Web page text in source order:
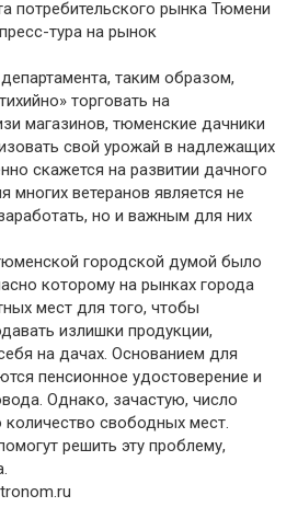
потребительского рынка Тюмени
тура на рынок
таким образом,
торговать на
магазинов, тюменские дачники
свой урожай в надлежащих
скажется на развитии дачного
многих ветеранов является не
но и важным для них
городской думой было
которому на рынках города
мест для того, чтобы
излишки продукции,
на дачах. Основанием для
пенсионное удостоверение и
Однако, зачастую, число
свободных мест.
решить эту проблему,